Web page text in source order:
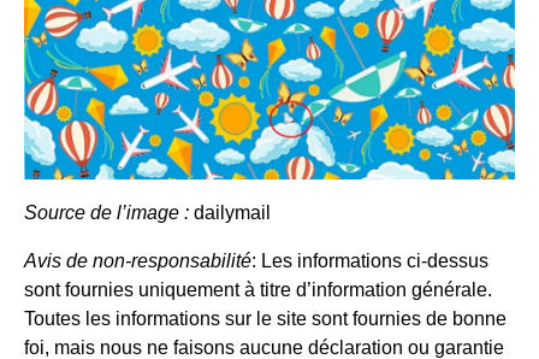
Source de l’image : dailymail
Avis de non-responsabilité: Les informations ci-dessus
sont fournies uniquement à titre d’information générale.
Toutes les informations sur le site sont fournies de bonne
foi, mais nous ne faisons aucune déclaration ou garantie